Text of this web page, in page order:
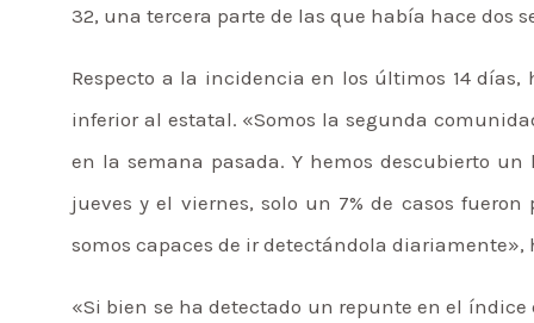
32, una tercera parte de las que había hace dos
Respecto a la incidencia en los últimos 14
inferior al estatal. «Somos la segunda
en la semana pasada. Y hemos descubierto
jueves y el viernes, solo un 7% de casos
somos capaces de ir detectándola diariamente»,
«Si bien se ha detectado un repunte en el